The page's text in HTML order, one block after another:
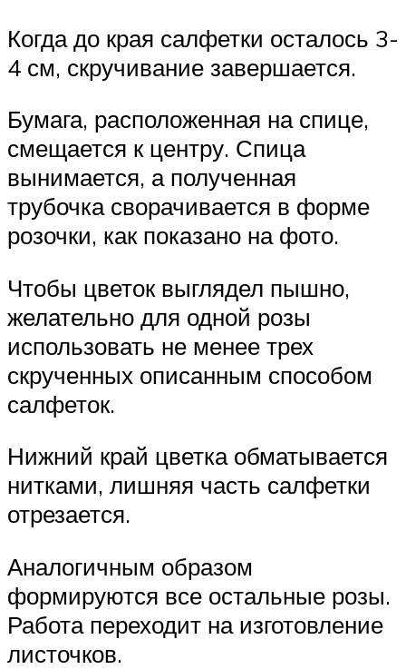
Когда до края салфетки осталось 3-
4 см, скручивание завершается.
Бумага, расположенная на спице,
смещается к центру. Спица
вынимается, а полученная
трубочка сворачивается в форме
розочки, как показано на фото.
Чтобы цветок выглядел пышно,
желательно для одной розы
использовать не менее трех
скрученных описанным способом
салфеток.
Нижний край цветка обматывается
нитками, лишняя часть салфетки
отрезается.
Аналогичным образом
формируются все остальные розы.
Работа переходит на изготовление
листочков.